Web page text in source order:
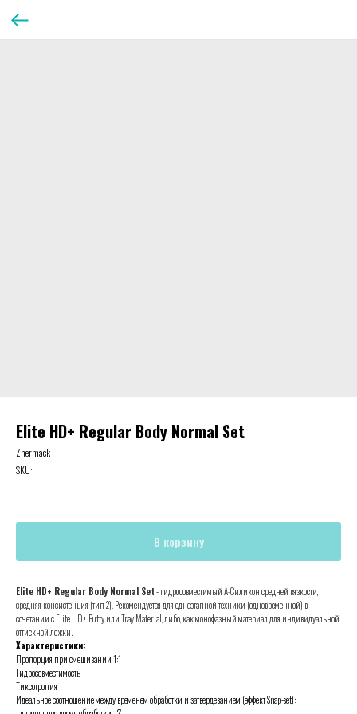
Elite HD+ Regular Body Normal Set
Zhermack
SKU:
В корзину
Elite HD+ Regular Body Normal Set- гидросовместимый А-Силикон средней вязкости,
средняя консистенция (тип 2).Рекомендуется для одноэтапной техники (одновременной) в
сочетании с Elite HD+ Putty или Tray Material, либо, как монофазный материал для индивидуальной
оттискной ложки.
Характеристики:
Пропорция при смешивании 1:1
Гидросовместимость
Тиксотропия
Идеальное соотношение между временем обработки и затвердеванием (эффект Snap-set):